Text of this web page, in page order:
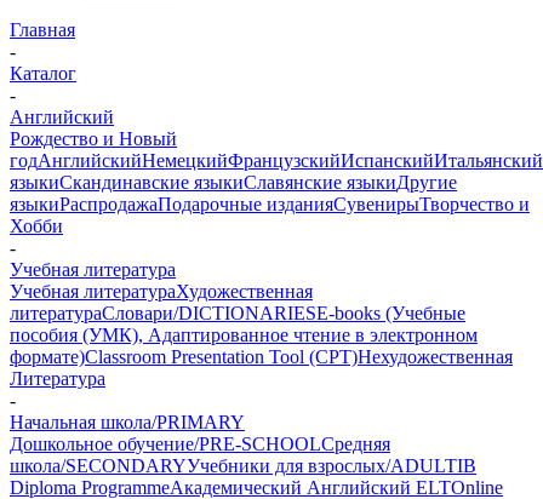
Главная
-
Каталог
-
Английский
Рождество и Новый
годАнглийскийНемецкийФранцузскийИспанскийИтальянский
языкиСкандинавские языкиСлавянские языкиДругие
языкиРаспродажаПодарочные изданияСувенирыТворчество и
Хобби
-
Учебная литература
Учебная литератураХудожественная
литератураСловари/DICTIONARIESE-books (Учебные
пособия (УМК), Адаптированное чтение в электронном
формате)Classroom Presentation Tool (CPT)Нехудожественная
Литература
-
Начальная школа/PRIMARY
Дошкольное обучение/PRE-SCHOOLСредняя
школа/SECONDARYУчебники для взрослых/ADULTIB
Diploma ProgrammeАкадемический Английский ELTOnline